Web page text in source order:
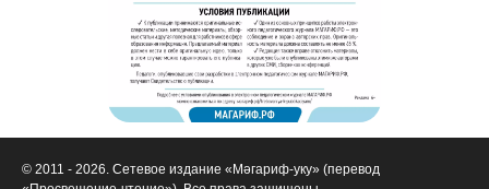
© 2011 - 2026. Сетевое издание «Мәгариф-уку» (перевод